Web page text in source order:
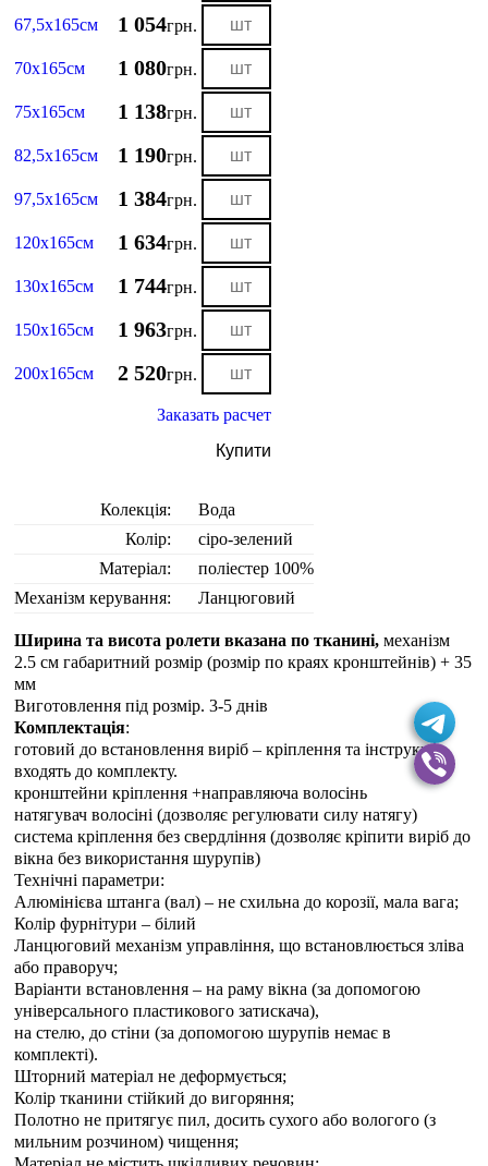
67,5х165см 1 054грн.
70х165см 1 080грн.
75х165см 1 138грн.
82,5х165см 1 190грн.
97,5х165см 1 384грн.
120х165см 1 634грн.
130х165см 1 744грн.
150х165см 1 963грн.
200х165см 2 520грн.
Заказать расчет
Купити
Колекція:
Вода
Колір:
сіро-зелений
Матеріал:
поліестер 100%
Механізм керування:
Ланцюговий
Ширина та висота ролети вказана по тканині, механізм
2.5 см габаритний розмір (розмір по краях кронштейнів) + 35
мм
Виготовлення під розмір. 3-5 днiв
Комплектація:
готовий до встановлення виріб – кріплення та інструкція
входять до комплекту.
кронштейни кріплення +направляюча волосінь
натягувач волосіні (дозволяє регулювати силу натягу)
система кріплення без свердління (дозволяє кріпити виріб до
вікна без використання шурупів)
Технічні параметри:
Алюмінієва штанга (вал) – не схильна до корозії, мала вага;
Колір фурнітури – білий
Ланцюговий механізм управління, що встановлюється зліва
або праворуч;
Варіанти встановлення – на раму вікна (за допомогою
універсального пластикового затискача),
на стелю, до стіни (за допомогою шурупів немає в
комплекті).
Шторний матеріал не деформується;
Колір тканини стійкий до вигоряння;
Полотно не притягує пил, досить сухого або вологого (з
мильним розчином) чищення;